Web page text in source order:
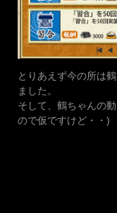
とりあえず今の所は
ました。
そして、鶴ちゃんの
ので仮ですけど・・)